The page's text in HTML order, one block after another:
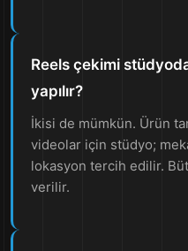
Reels çekimi
yapılır?
İkisi de mümkün. Ürün
videolar için stüdyo;
lokasyon tercih edilir.
verilir.